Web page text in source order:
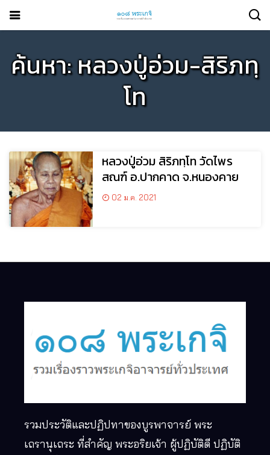
ค้นหา: หลวงปู่อ่วม-สิริภทฺ
โท
หลวงปู่อ่วม สิริภทฺโท วัดไพร
สณฑ์ อ.ปากคาด จ.หนองคาย
02 ม.ค. 2021
รวมประวัติและปฏิปทาของบูรพาจารย์ พระ
เถรานุเถระ ที่สำคัญ พระอริยเจ้า ผู้ปฏิบัติดี ปฏิบัติ